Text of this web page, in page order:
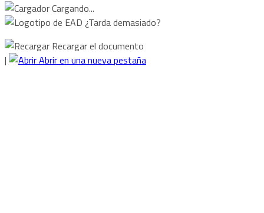
Cargando...
¿Tarda demasiado?
Recargar el documento
|
Abrir en una nueva pestaña